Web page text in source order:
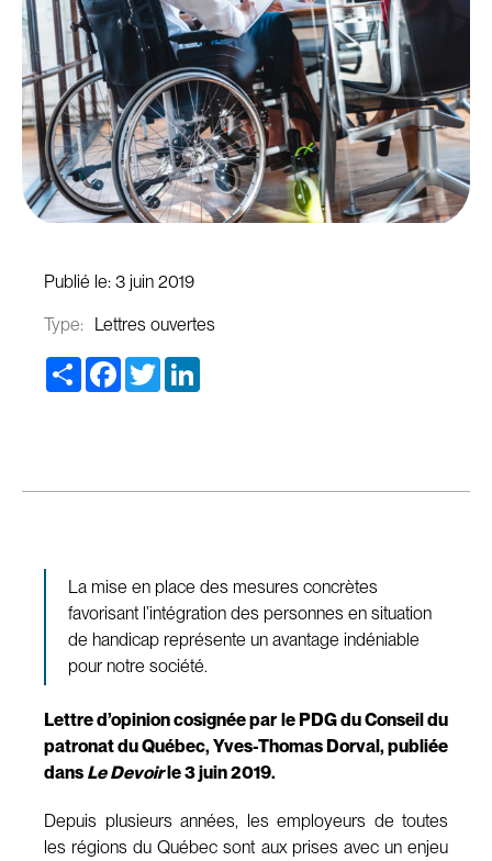
Publié le: 3 juin 2019
Type: Lettres ouvertes
Share Facebook
Twitter
La mise en place des mesures concrètes
favorisant l’intégration des personnes en situation
de handicap représente un avantage indéniable
pour notre société.
Lettre d’opinion cosignée par le PDG du Conseil du
patronat du Québec, Yves-Thomas Dorval, publiée
dans Le Devoirle 3 juin 2019.
Depuis plusieurs années, les employeurs de toutes
les régions du Québec sont aux prises avec un enjeu